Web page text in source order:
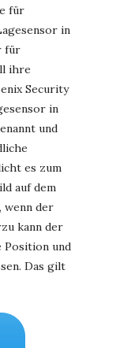
für
in
für
ihre
Security
in
und
es zum
auf dem
wenn der
kann der
Position und
Das gilt